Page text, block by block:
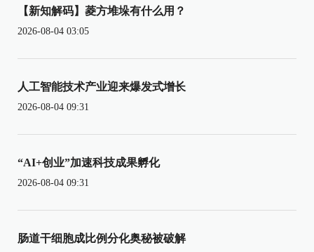
【新知解码】菱方堆垛有什么用？
2026-08-04 03:05
人工智能技术产业迎来爆发式增长
2026-08-04 09:31
“AI+创业”加速科技成果孵化
2026-08-04 09:31
肠道干细胞成比例分化奥秘被破解